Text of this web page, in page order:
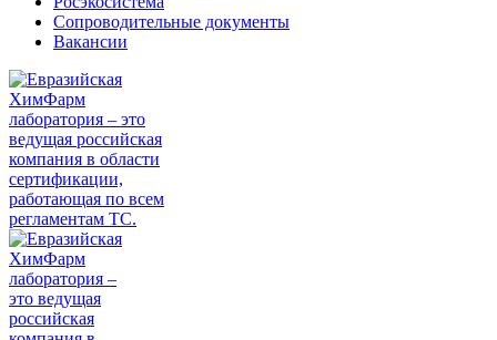
Сопроводительные документы
Вакансии